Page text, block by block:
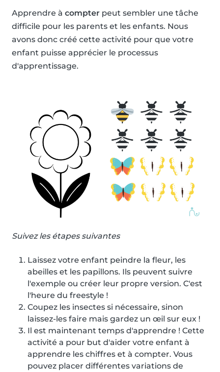
Apprendre à compter peut sembler une tâche
difficile pour les parents et les enfants. Nous
avons donc créé cette activité pour que votre
enfant puisse apprécier le processus
d'apprentissage.
Suivez les étapes suivantes
Laissez votre enfant peindre la fleur, les
abeilles et les papillons. Ils peuvent suivre
l'exemple ou créer leur propre version. C'est
l'heure du freestyle !
Coupez les insectes si nécessaire, sinon
laissez-les faire mais gardez un œil sur eux !
Il est maintenant temps d'apprendre ! Cette
activité a pour but d'aider votre enfant à
apprendre les chiffres et à compter. Vous
pouvez placer différentes variations de